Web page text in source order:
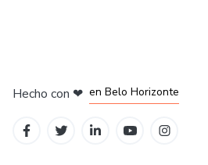
Hecho con ❤ en Belo Horizonte